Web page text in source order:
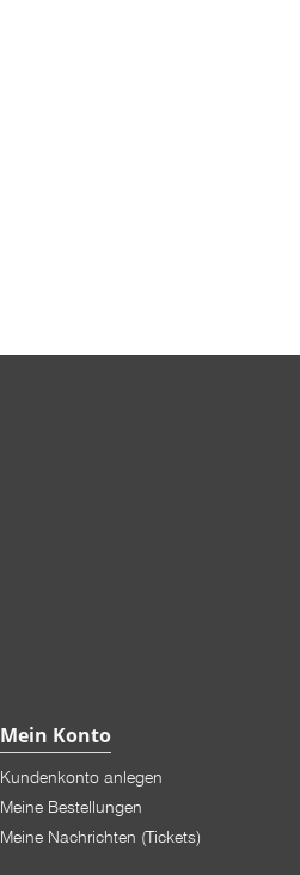
Mein Konto
Kundenkonto anlegen
Meine Bestellungen
Meine Nachrichten (Tickets)